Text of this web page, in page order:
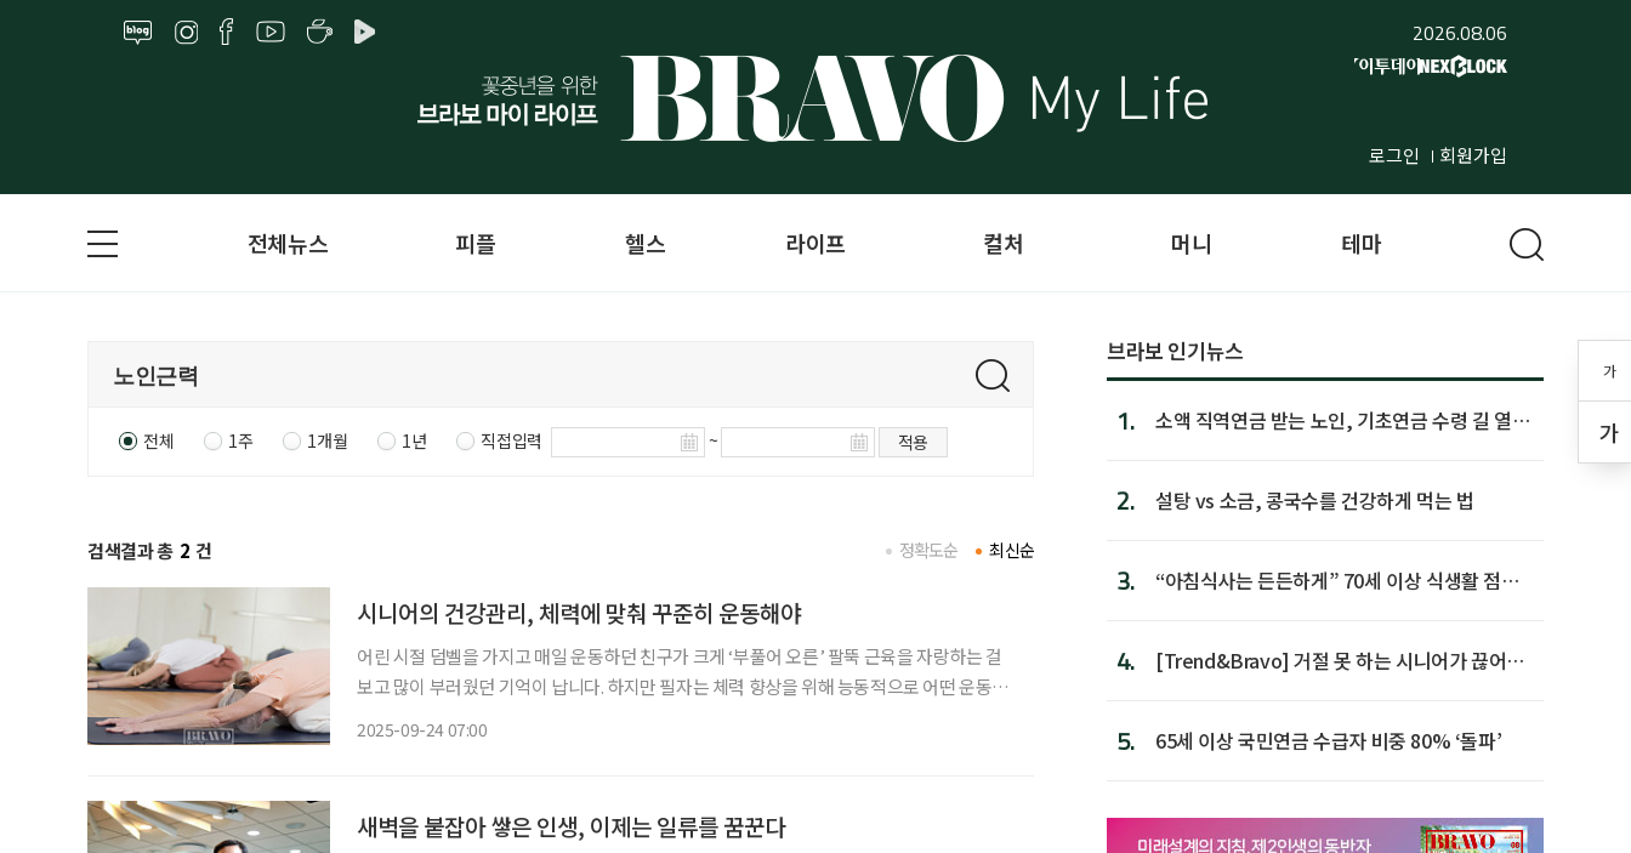
2026.08.06
로그인 회원가입
가
가
전체뉴스 피플 헬스 라이프 컬처 머니 테마
전체 1주 1개월 1년 직접입력 ~ 적용
검색결과 총 2 건 최신순
정확도순
시니어의 건강관리, 체력에 맞춰 꾸준히 운동해야
어린 시절 덤벨을 가지고 매일 운동하던 친구가 크게 ‘부풀어 오른’ 팔뚝 근육을 자랑하는 걸
보고 많이 부러웠던 기억이 납니다. 하지만 필자는 체력 향상을 위해 능동적으로 어떤 운동을
2025-09-24 07:00
새벽을 붙잡아 쌓은 인생, 이제는 일류를 꿈꾼다
브라보 인기뉴스
1.
소액 직역연금 받는 노인, 기초연금 수령 길 열린
2. 설탕 vs 소금, 콩국수를 건강하게 먹는 법
3.
“아침식사는 든든하게” 70세 이상 식생활 점수
4.
[Trend&Bravo] 거절 못 하는 시니어가 끊어야
5. 65세 이상 국민연금 수급자 비중 80% ‘돌파’